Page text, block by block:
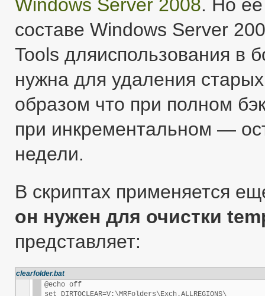
Windows Server 2008. Но
составе Windows Server
Tools дляиспользования в
нужна для удаления
образом что при полном
при инкрементальном —
недели.
В скриптах применяется
он нужен для очистки
представляет:
clearfolder.bat
@echo off
set DIRTOCLEAR=V:\MRFolders\Exch.ALLREGIONS\